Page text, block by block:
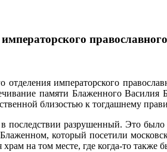
императорского
памяти Блаженного
близостью к тогдашнему
разрушенный. Это было
который посетили
на том месте, где когда-то также